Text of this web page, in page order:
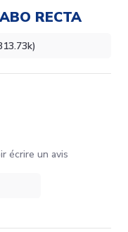
RECTA
écrire un avis